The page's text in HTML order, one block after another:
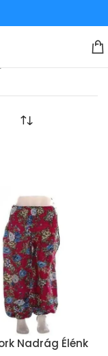
termék
Nadrág Élénk